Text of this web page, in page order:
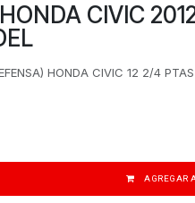
CIVIC
HONDA CIVIC 12 2/4
AGREGAR